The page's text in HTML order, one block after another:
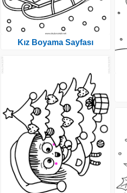
Kız Boyama Sayfası